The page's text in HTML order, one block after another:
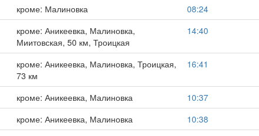
кроме: Малиновка
08:24
кроме: Аникеевка, Малиновка,
Миитовская, 50 км, Троицкая
14:40
кроме: Аникеевка, Малиновка, Троицкая,
73 км
16:41
кроме: Аникеевка, Малиновка
10:37
кроме: Аникеевка, Малиновка
10:38